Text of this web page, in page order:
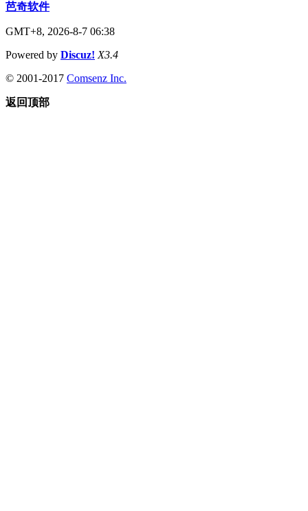
芭奇软件
GMT+8, 2026-8-7 06:38
Powered by Discuz! X3.4
© 2001-2017 Comsenz Inc.
返回顶部